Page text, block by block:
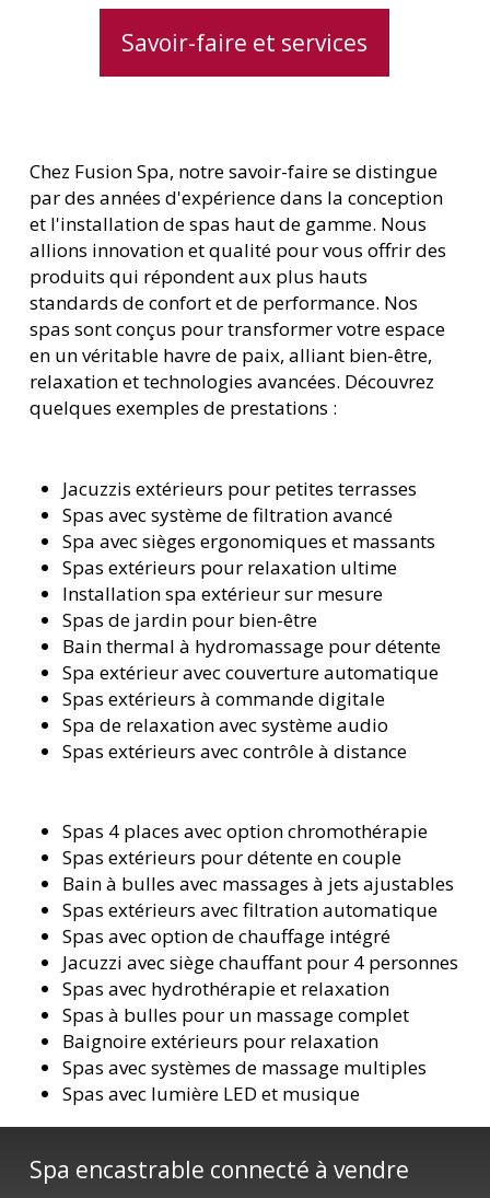
Savoir-faire et services
Chez Fusion Spa, notre savoir-faire se distingue
par des années d'expérience dans la conception
et l'installation de spas haut de gamme. Nous
allions innovation et qualité pour vous offrir des
produits qui répondent aux plus hauts
standards de confort et de performance. Nos
spas sont conçus pour transformer votre espace
en un véritable havre de paix, alliant bien-être,
relaxation et technologies avancées. Découvrez
quelques exemples de prestations :
Jacuzzis extérieurs pour petites terrasses
Spas avec système de filtration avancé
Spa avec sièges ergonomiques et massants
Spas extérieurs pour relaxation ultime
Installation spa extérieur sur mesure
Spas de jardin pour bien-être
Bain thermal à hydromassage pour détente
Spa extérieur avec couverture automatique
Spas extérieurs à commande digitale
Spa de relaxation avec système audio
Spas extérieurs avec contrôle à distance
Spas 4 places avec option chromothérapie
Spas extérieurs pour détente en couple
Bain à bulles avec massages à jets ajustables
Spas extérieurs avec filtration automatique
Spas avec option de chauffage intégré
Jacuzzi avec siège chauffant pour 4 personnes
Spas avec hydrothérapie et relaxation
Spas à bulles pour un massage complet
Baignoire extérieurs pour relaxation
Spas avec systèmes de massage multiples
Spas avec lumière LED et musique
Spa encastrable connecté à vendre